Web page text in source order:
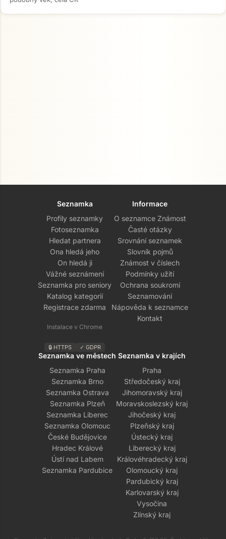
Seznamka
Profily seznamky
Fotoseznamka
Hledat partnera
Ona hledá jeho
On hledá ji
Vážné seznámení
Seznamka pro seniory
Katalog kategorií
Registrace zdarma
Instalace v Chrome
🔒 HTTPS ✓ GDPR
Informace
O seznamce Známost
Časté otázky
Srovnání seznamek
Slovník pojmů
Známost v číslech
Podmínky užití
Ochrana soukromí
Seznamování
Nápověda k seznamce
Kontakt
Seznamka ve městech
Seznamka Praha
Seznamka Brno
Seznamka Ostrava
Seznamka Plzeň
Seznamka Liberec
Seznamka Olomouc
České Budějovice
Hradec Králové
Ústí nad Labem
Seznamka Pardubice
Seznamka v krajích
Praha
Středočeský kraj
Jihomoravský kraj
Moravskoslezský kraj
Jihočeský kraj
Plzeňský kraj
Ústecký kraj
Liberecký kraj
Královéhradecký kraj
Olomoucký kraj
Pardubický kraj
Karlovarský kraj
Vysočina
Zlínský kraj